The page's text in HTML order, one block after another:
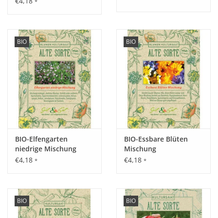
Aussaat:
Anfang März - Ende April direkt im Freiland.
Keimung:
8 bis 14 Tage bei 10 bis 20 °C.
Kultur:
Abstand 30 - 40 cm zwischen den Reihen und 3 - 4 cm in der
Saattiefe: 2 - 3 cm.
BIO
BIO-Elfengarten
niedrige Mischung
€4,18 *
BIO
BIO-Essbare Blüten
Mischung
€4,18 *
BIO BIO